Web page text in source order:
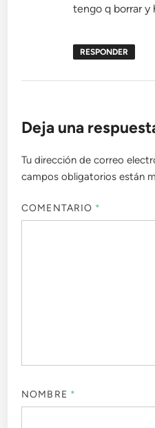
tengo q borrar y
RESPONDER
Deja una
Tu dirección de correo
campos obligatorios están
COMENTARIO *
NOMBRE *